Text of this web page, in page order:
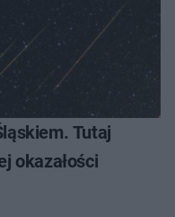
Tutaj
okazałości